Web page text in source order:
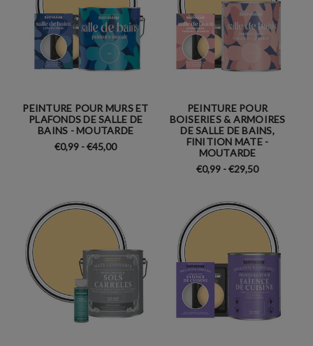
PEINTURE POUR MURS ET
PLAFONDS DE SALLE DE
BAINS - MOUTARDE
€0,99 - €45,00
PEINTURE POUR
BOISERIES & ARMOIRES
DE SALLE DE BAINS,
FINITION MATE -
MOUTARDE
€0,99 - €29,50